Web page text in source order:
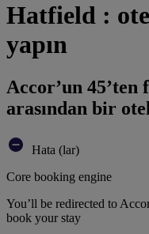
Hatfield :
yapın
Accor’un 45’ten
arasından bir
Hata (lar)
Core booking engine
You’ll be redirected to
book your stay